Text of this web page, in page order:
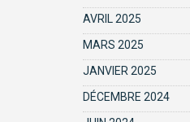
AVRIL 2025
MARS 2025
JANVIER 2025
DÉCEMBRE 2024